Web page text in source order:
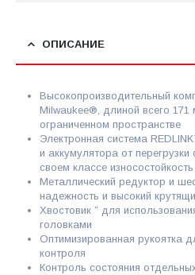
ОПИСАНИЕ
Высокопроизводительный
Milwaukee®, длиной всего
ограниченном пространстве
Электронная система
и аккумулятора от
своем классе износостойкость
Металлический редуктор и
надежность и высокий
Хвостовик ” для
головками
Оптимизированная рукоятка
контроля
Контроль состояния